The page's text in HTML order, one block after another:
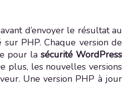
d’envoyer le résultat au
PHP. Chaque version de
pour la sécurité WordPress
plus, les nouvelles versions
Une version PHP à jour